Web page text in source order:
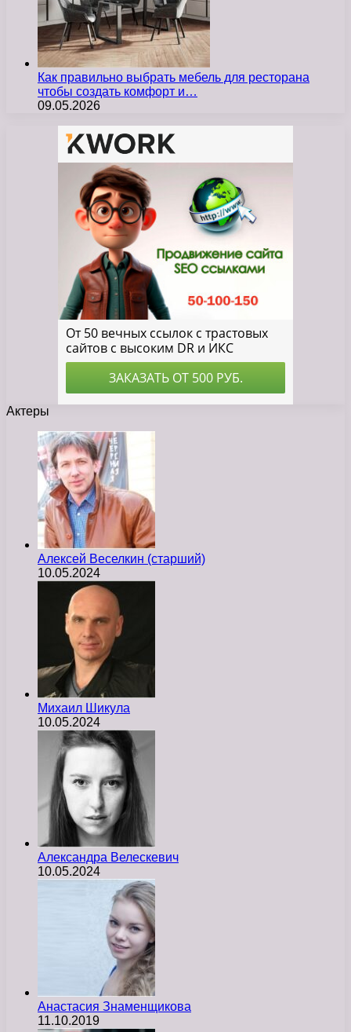
Как правильно выбрать мебель для ресторана
чтобы создать комфорт и…
09.05.2026
Актеры
Алексей Веселкин (старший)
10.05.2024
Михаил Шикула
10.05.2024
Александра Велескевич
10.05.2024
Анастасия Знаменщикова
11.10.2019